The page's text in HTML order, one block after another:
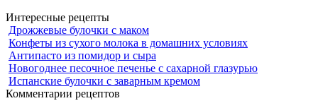
Интересные рецепты
Дрожжевые булочки с маком
Конфеты из сухого молока в домашних условиях
Антипасто из помидор и сыра
Новогоднее песочное печенье с сахарной глазурью
Испанские булочки с заварным кремом
Комментарии рецептов